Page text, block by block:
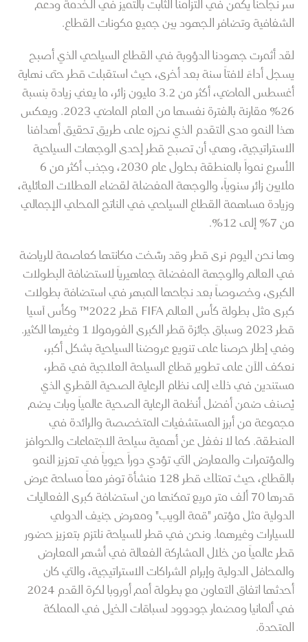
سر نجاحنا يكمن في التزامنا الثابت بالتميز في الخدمة ودعم
الشفافية وتضافر الجهود بين جميع مكونات القطاع.
لقد أثمرت جهودنا الدؤوبة في القطاع السياحي الذي أصبح
يسجل أداءً لافتاً سنة بعد أخرى، حيث استقبلت قطر حتى نهاية
أغسطس الماضي، أكثر من 3.2 مليون زائر، ما يعني زيادة بنسبة
26% مقارنة بالفترة نفسها من العام الماضي 2023. ويعكس
هذا النمو مدى التقدم الذي نحرزه على طريق تحقيق أهدافنا
الاستراتيجية، وهي أن تصبح قطر إحدى الوجهات السياحية
الأسرع نمواً بالمنطقة بحلول عام 2030، وجذب أكثر من 6
ملايين زائر سنوياً، والوجهة المفضلة لقضاء العطلات العائلية،
وزيادة مساهمة القطاع السياحي في الناتج المحلي الإجمالي
من 7% إلى 12%.
وها نحن اليوم نرى قطر وقد رسَّخت مكانتها كعاصمة للرياضة
في العالم والوجهة المفضلة جماهيرياً لاستضافة البطولات
الكبرى، وخصوصاً بعد نجاحها المبهر في استضافة بطولات
كبرى مثل بطولة كأس العالم FIFA قطر 2022™ وكأس آسيا
قطر 2023 وسباق جائزة قطر الكبرى الفورمولا 1 وغيرها الكثير.
وفي إطار حرصنا على تنويع عروضنا السياحية بشكل أكبر،
نعكف الآن على تطوير قطاع السياحة العلاجية في قطر،
مستندين في ذلك إلى نظام الرعاية الصحية القطري الذي
يُصنف ضمن أفضل أنظمة الرعاية الصحية عالمياً وبات يضم
مجموعة من أبرز المستشفيات المتخصصة والرائدة في
المنطقة. كما لا نغفل عن أهمية سياحة الاجتماعات والحوافز
والمؤتمرات والمعارض التي تؤدي دوراً حيوياً في تعزيز النمو
بالقطاع، حيث تمتلك قطر 128 منشأة توفر معاً مساحة عرض
قدرها 70 ألف متر مربع تمكنها من استضافة كبرى الفعاليات
الدولية مثل مؤتمر "قمة الويب" ومعرض جنيف الدولي
للسيارات وغيرهما. ونحن في قطر للسياحة نلتزم بتعزيز حضور
قطر عالمياً من خلال المشاركة الفعالة في أشهر المعارض
والمحافل الدولية وإبرام الشراكات الاستراتيجية، والتي كان
أحدثها اتفاق التعاون مع بطولة أمم أوروبا لكرة القدم 2024
في ألمانيا ومضمار جودوود لسباقات الخيل في المملكة
المتحدة.